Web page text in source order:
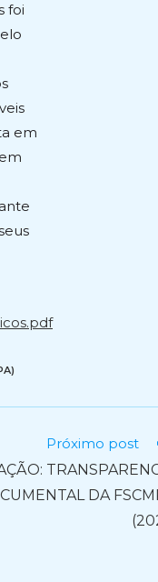
foi
em
Próximo post
DA